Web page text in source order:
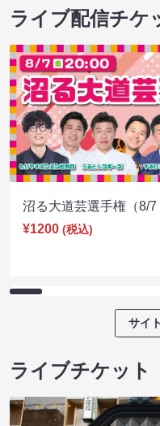
ライブ配信チケ
沼る大道芸選手権（8/
¥1200 (税込)
サイ
ライブチケット